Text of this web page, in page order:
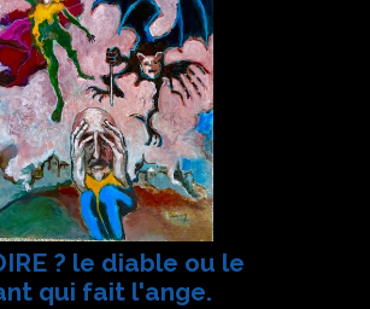
? le diable ou le
qui fait l'ange.